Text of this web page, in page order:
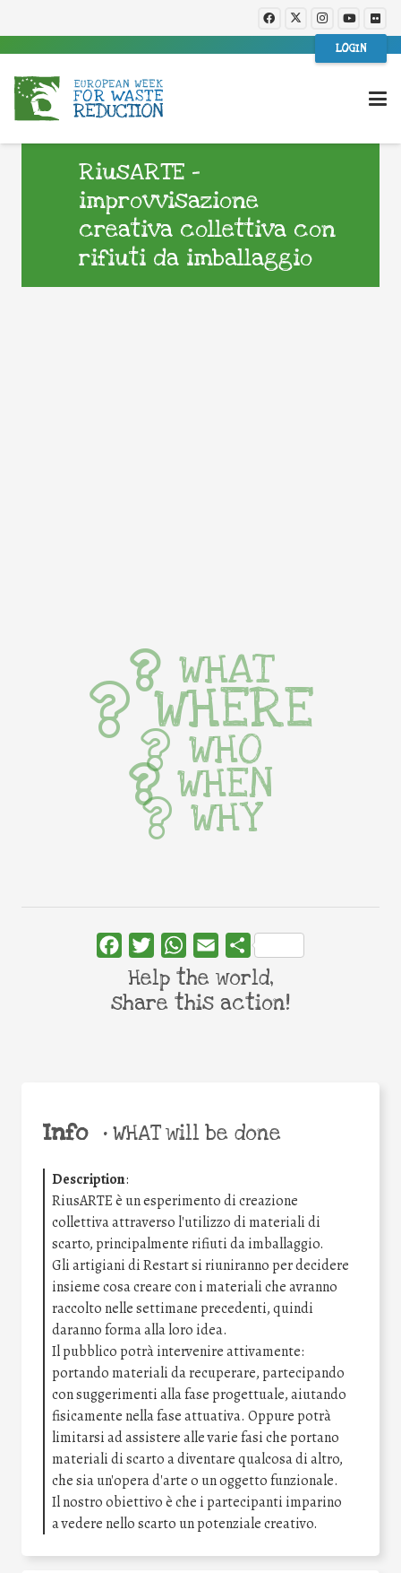
LOGIN
RiusARTE -
improvvisazione
creativa collettiva con
rifiuti da imballaggio
Info •WHAT will be done
Description:
RiusARTE è un esperimento di creazione
collettiva attraverso l'utilizzo di materiali di
scarto, principalmente rifiuti da imballaggio.
Gli artigiani di Restart si riuniranno per decidere
insieme cosa creare con i materiali che avranno
raccolto nelle settimane precedenti, quindi
daranno forma alla loro idea.
Il pubblico potrà intervenire attivamente:
portando materiali da recuperare, partecipando
con suggerimenti alla fase progettuale, aiutando
fisicamente nella fase attuativa. Oppure potrà
limitarsi ad assistere alle varie fasi che portano
materiali di scarto a diventare qualcosa di altro,
che sia un'opera d'arte o un oggetto funzionale.
Il nostro obiettivo è che i partecipanti imparino
a vedere nello scarto un potenziale creativo.
WHAT
WHERE
WHO
WHEN
WHY
FacebookTwitterWhatsApp
Email Share
Help the world,
share this action!